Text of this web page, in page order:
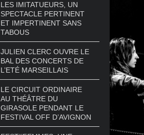
LES IMITATUEURS, UN
SPECTACLE PERTINENT
ET IMPERTINENT SANS
TABOUS
JULIEN CLERC OUVRE LE
BAL DES CONCERTS DE
L’ETÉ MARSEILLAIS
LE CIRCUIT ORDINAIRE
AU THÉÂTRE DU
GIRASOLE PENDANT LE
FESTIVAL OFF D’AVIGNON